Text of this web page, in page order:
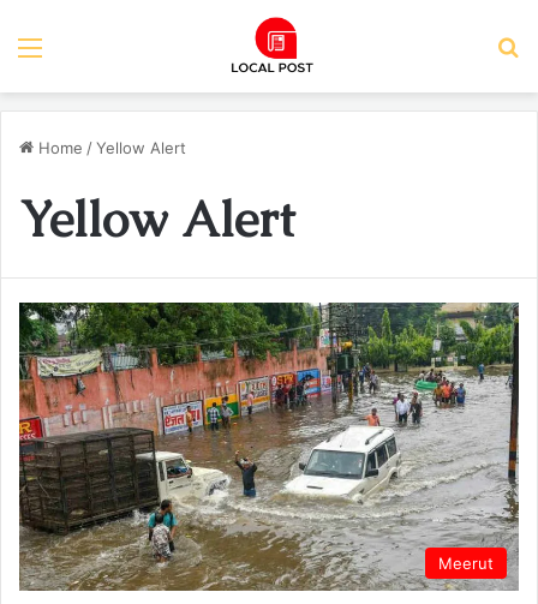
Home /Yellow Alert
Yellow Alert
Meerut